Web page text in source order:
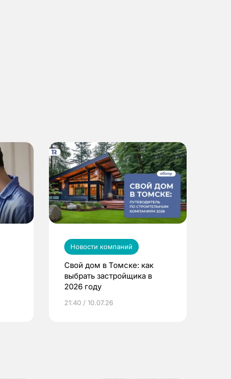
Новости компаний
Свой дом в Томске: как
выбрать застройщика в
2026 году
21:40 / 10.07.26